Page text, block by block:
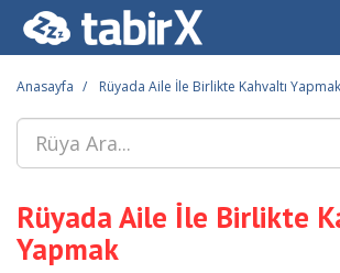
Anasayfa Rüyada Aile İle Birlikte Kahvaltı Yapmak
Rüyada Aile İle Birlikte
Yapmak